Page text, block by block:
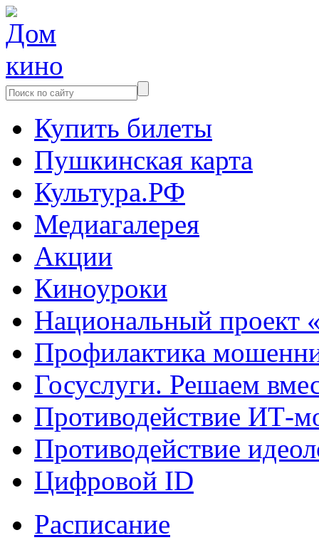
Купить билеты
Пушкинская карта
Культура.РФ
Медиагалерея
Акции
Киноуроки
Национальный проект
Профилактика
Госуслуги. Решаем
Противодействие ИТ-
Противодействие
Цифровой ID
Расписание